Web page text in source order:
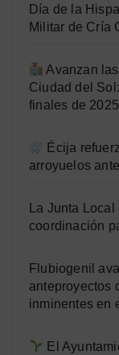
Día de la
Militar de Cría
Avanzan
Ciudad del
finales de 2025
Écija
arroyuelos
La Junta
coordinación
Flubiogenil
anteproyectos
inminentes en
El